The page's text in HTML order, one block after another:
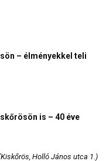
– élményekkel teli
is – 40 éve
Holló János utca 1.)